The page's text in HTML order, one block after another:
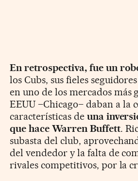
En retrospectiva, fue un
los Cubs, sus fieles
en uno de los mercados más
EEUU –Chicago– daban a la
características de una
que hace Warren Buffett.
subasta del club,
del vendedor y la falta de
rivales competitivos, por la